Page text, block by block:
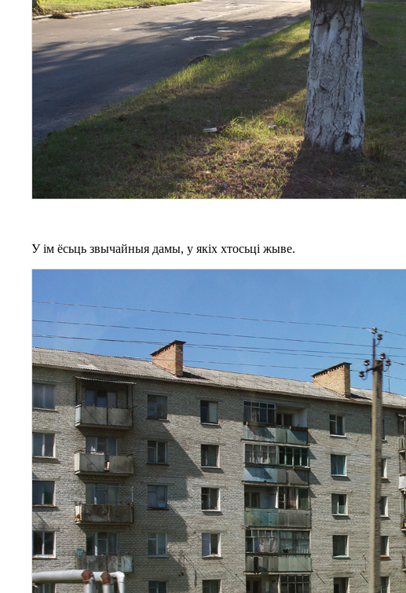
У ім ёсьць звычайныя дамы, у якіх хтосьці жыве.